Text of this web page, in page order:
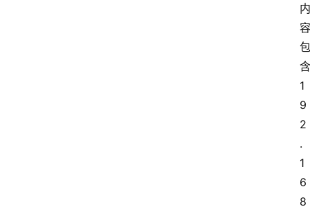
内
容
包
含
1
9
2
.
1
6
8